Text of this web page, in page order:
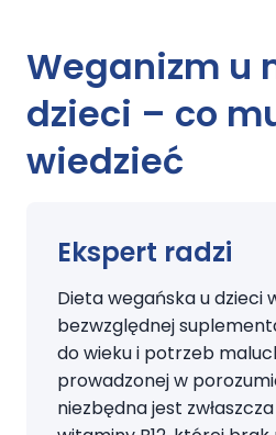
Weganizm u
dzieci – co
wiedzieć
Ekspert radzi
Dieta wegańska u dzieci
bezwzględnej
do wieku i potrzeb
prowadzonej w
niezbędna jest